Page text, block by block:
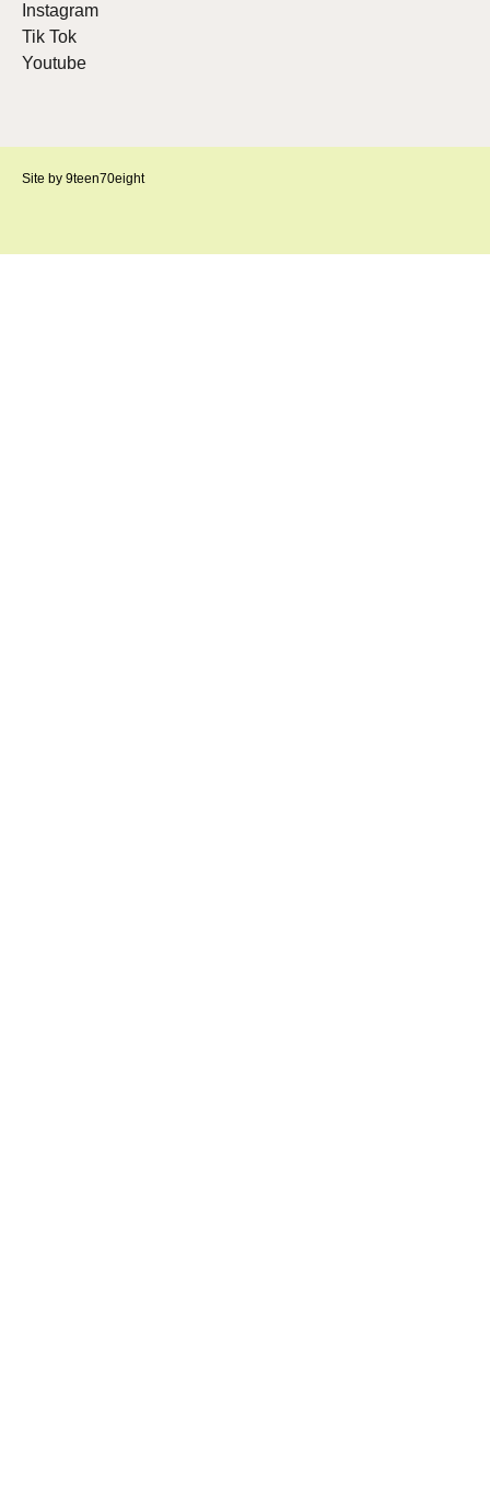
Instagram
Tik Tok
Youtube
Site by 9teen70eight